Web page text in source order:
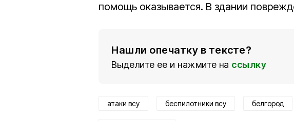
помощь оказывается. В здании
Нашли опечатку в тексте?
Выделите ее и нажмите на ссылку
атаки всу беспилотники всу белгород